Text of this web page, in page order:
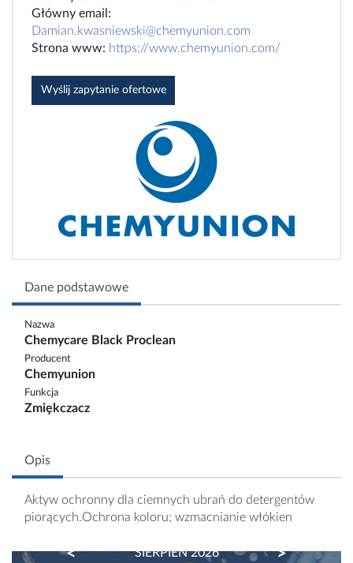
Główny email:
Damian.kwasniewski@chemyunion.com
Strona www: https://www.chemyunion.com/
Wyślij zapytanie ofertowe
Dane podstawowe
Nazwa
Chemycare Black Proclean
Producent
Chemyunion
Funkcja
Zmiękczacz
Opis
Aktyw ochronny dla ciemnych ubrań do detergentów
piorących.Ochrona koloru; wzmacnianie włókien
SIERPIEŃ 2026
PREVIOUS NEXT